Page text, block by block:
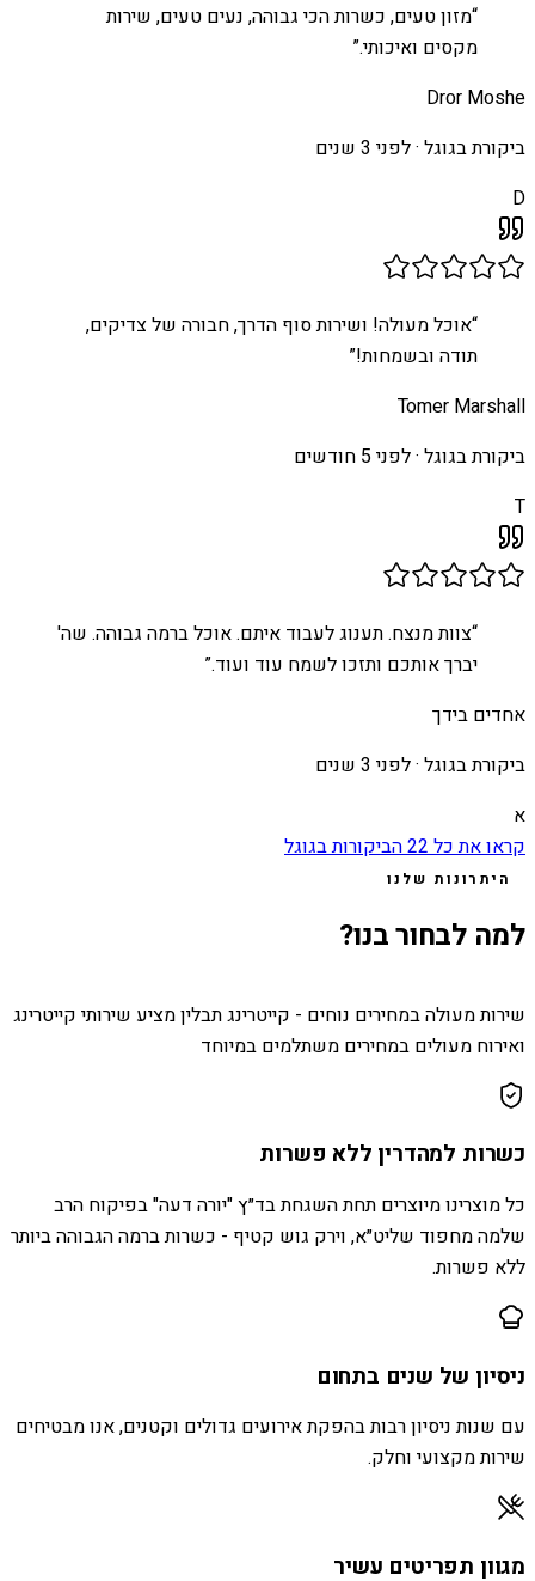
“מזון טעים, כשרות הכי גבוהה, נעים טעים, שירות
מקסים ואיכותי.”
Dror Moshe
ביקורת בגוגל ·לפני 3 שנים
D
“אוכל מעולה! ושירות סוף הדרך, חבורה של צדיקים,
תודה ובשמחות!”
Tomer Marshall
ביקורת בגוגל ·לפני 5 חודשים
T
“צוות מנצח. תענוג לעבוד איתם. אוכל ברמה גבוהה. שה'
יברך אותכם ותזכו לשמח עוד ועוד.”
אחדים בידך
ביקורת בגוגל ·לפני 3 שנים
א
קראו את כל 22הביקורות בגוגל
היתרונות שלנו
למה לבחור בנו?
שירות מעולה במחירים נוחים - קייטרינג תבלין מציע שירותי קייטרינג
ואירוח מעולים במחירים משתלמים במיוחד
כשרות למהדרין ללא פשרות
כל מוצרינו מיוצרים תחת השגחת בד״ץ "יורה דעה" בפיקוח הרב
שלמה מחפוד שליט״א, וירק גוש קטיף - כשרות ברמה הגבוהה ביותר
ללא פשרות.
ניסיון של שנים בתחום
עם שנות ניסיון רבות בהפקת אירועים גדולים וקטנים, אנו מבטיחים
שירות מקצועי וחלק.
מגוון תפריטים עשיר